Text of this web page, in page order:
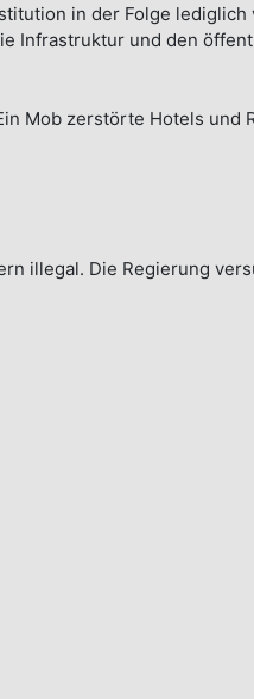
in der Folge lediglich
Infrastruktur und den
Mob zerstörte Hotels und
illegal. Die Regierung